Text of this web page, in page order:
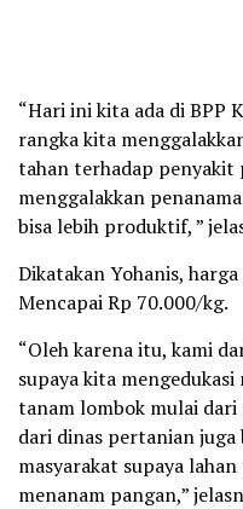
“Hari ini kita ada di BPP
rangka kita
tahan terhadap penyakit
menggalakkan
bisa lebih produktif, ”
Dikatakan Yohanis,
Mencapai Rp 70.000/kg.
“Oleh karena itu, kami
supaya kita
tanam lombok mulai dari
dari dinas pertanian juga
masyarakat supaya
menanam pangan,”